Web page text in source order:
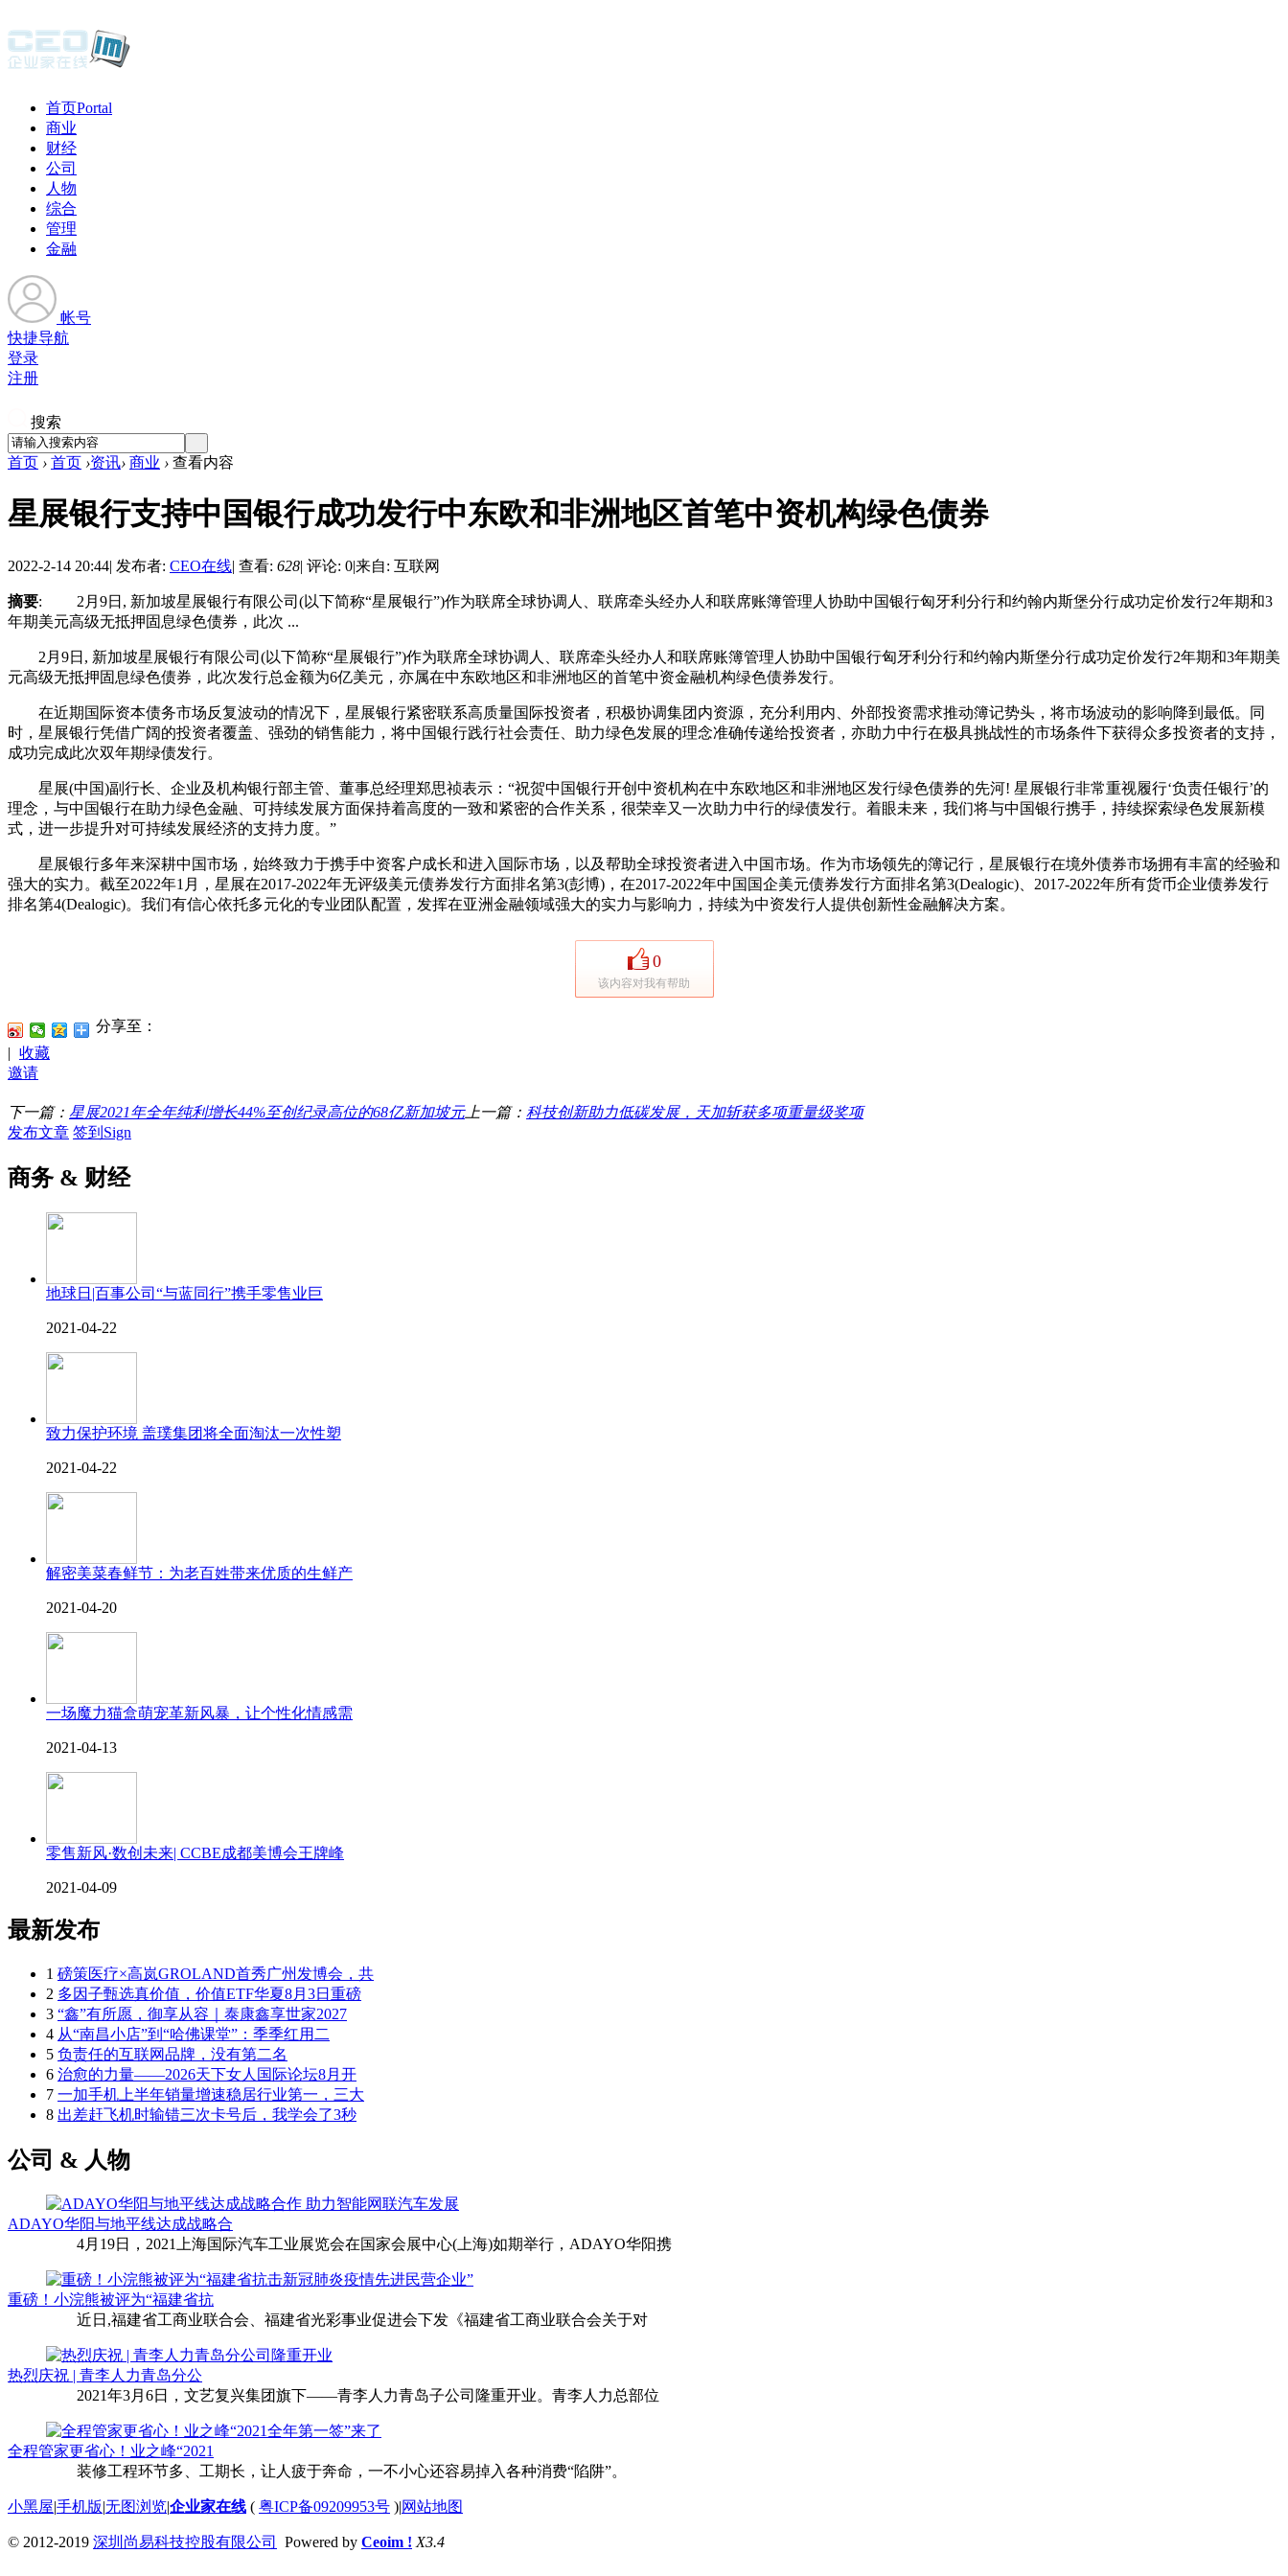
首页Portal
商业
财经
公司
人物
综合
管理
金融
帐号
快捷导航
登录
注册
搜索
首页 › 首页 ›资讯› 商业 › 查看内容
星展银行支持中国银行成功发行中东欧和非洲地区首笔中资机构绿色债券
2022-2-14 20:44| 发布者: CEO在线| 查看: 628| 评论: 0|来自: 互联网
摘要: 2月9日, 新加坡星展银行有限公司(以下简称“星展银行”)作为联席全球协调人、联席牵头经办人和联席账簿管理人协助中国银行匈牙利分行和约翰内斯堡分行成功定价发行2年期和3
年期美元高级无抵押固息绿色债券，此次 ...
2月9日, 新加坡星展银行有限公司(以下简称“星展银行”)作为联席全球协调人、联席牵头经办人和联席账簿管理人协助中国银行匈牙利分行和约翰内斯堡分行成功定价发行2年期和3年期美
元高级无抵押固息绿色债券，此次发行总金额为6亿美元，亦属在中东欧地区和非洲地区的首笔中资金融机构绿色债券发行。
在近期国际资本债务市场反复波动的情况下，星展银行紧密联系高质量国际投资者，积极协调集团内资源，充分利用内、外部投资需求推动簿记势头，将市场波动的影响降到最低。同
时，星展银行凭借广阔的投资者覆盖、强劲的销售能力，将中国银行践行社会责任、助力绿色发展的理念准确传递给投资者，亦助力中行在极具挑战性的市场条件下获得众多投资者的支持，
成功完成此次双年期绿债发行。
星展(中国)副行长、企业及机构银行部主管、董事总经理郑思祯表示：“祝贺中国银行开创中资机构在中东欧地区和非洲地区发行绿色债券的先河! 星展银行非常重视履行‘负责任银行’的
理念，与中国银行在助力绿色金融、可持续发展方面保持着高度的一致和紧密的合作关系，很荣幸又一次助力中行的绿债发行。着眼未来，我们将与中国银行携手，持续探索绿色发展新模
式，进一步提升对可持续发展经济的支持力度。”
星展银行多年来深耕中国市场，始终致力于携手中资客户成长和进入国际市场，以及帮助全球投资者进入中国市场。作为市场领先的簿记行，星展银行在境外债券市场拥有丰富的经验和
强大的实力。截至2022年1月，星展在2017-2022年无评级美元债券发行方面排名第3(彭博)，在2017-2022年中国国企美元债券发行方面排名第3(Dealogic)、2017-2022年所有货币企业债券发行
排名第4(Dealogic)。我们有信心依托多元化的专业团队配置，发挥在亚洲金融领域强大的实力与影响力，持续为中资发行人提供创新性金融解决方案。
0
该内容对我有帮助
分享至：
| 收藏
邀请
下一篇： 星展2021年全年纯利增长44%至创纪录高位的68亿新加坡元上一篇： 科技创新助力低碳发展，天加斩获多项重量级奖项
发布文章 签到Sign
商务 & 财经
地球日|百事公司“与蓝同行”携手零售业巨
2021-04-22
致力保护环境 盖璞集团将全面淘汰一次性塑
2021-04-22
解密美菜春鲜节：为老百姓带来优质的生鲜产
2021-04-20
一场魔力猫盒萌宠革新风暴，让个性化情感需
2021-04-13
零售新风·数创未来| CCBE成都美博会王牌峰
2021-04-09
最新发布
1 磅策医疗×高岚GROLAND首秀广州发博会，共
2 多因子甄选真价值，价值ETF华夏8月3日重磅
3 “鑫”有所愿，御享从容｜泰康鑫享世家2027
4 从“南昌小店”到“哈佛课堂”：季季红用二
5 负责任的互联网品牌，没有第二名
6 治愈的力量——2026天下女人国际论坛8月开
7 一加手机上半年销量增速稳居行业第一，三大
8 出差赶飞机时输错三次卡号后，我学会了3秒
公司 & 人物
ADAYO华阳与地平线达成战略合
4月19日，2021上海国际汽车工业展览会在国家会展中心(上海)如期举行，ADAYO华阳携
重磅！小浣熊被评为“福建省抗
近日,福建省工商业联合会、福建省光彩事业促进会下发《福建省工商业联合会关于对
热烈庆祝 | 青李人力青岛分公
2021年3月6日，文艺复兴集团旗下——青李人力青岛子公司隆重开业。青李人力总部位
全程管家更省心！业之峰“2021
装修工程环节多、工期长，让人疲于奔命，一不小心还容易掉入各种消费“陷阱”。
小黑屋|手机版|无图浏览|企业家在线 ( 粤ICP备09209953号 )|网站地图
© 2012-2019 深圳尚易科技控股有限公司 Powered by Ceoim ! X3.4